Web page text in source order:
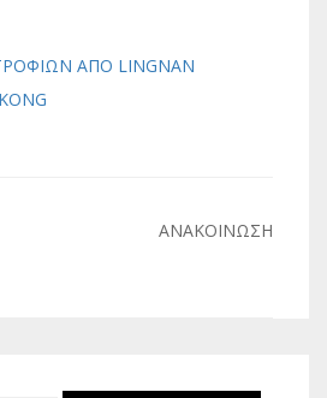
ΑΠΟ LINGNAN
ΑΝΑΚΟΙΝΩΣΗ